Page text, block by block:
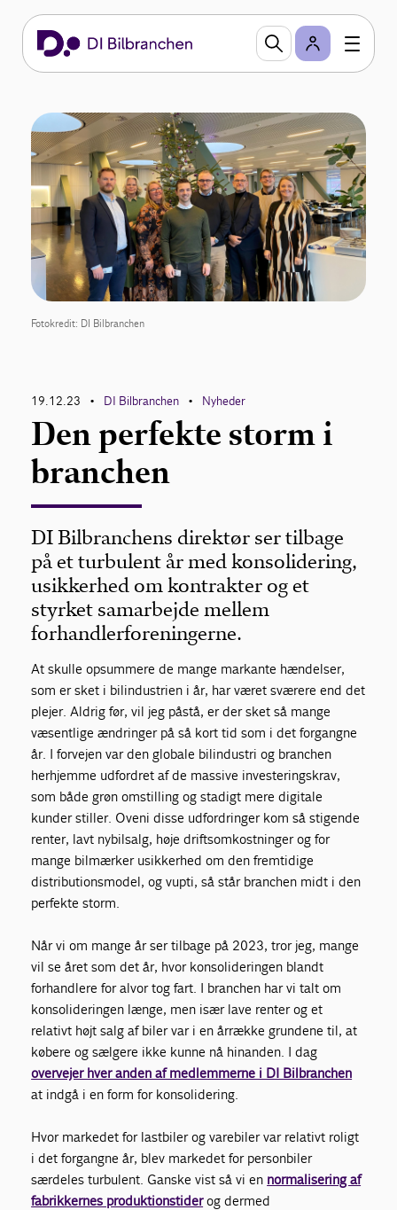
Fotokredit: DI Bilbranchen
19.12.23 • DI Bilbranchen • Nyheder
Den perfekte storm i
branchen
DI Bilbranchens direktør ser tilbage
på et turbulent år med konsolidering,
usikkerhed om kontrakter og et
styrket samarbejde mellem
forhandlerforeningerne.
At skulle opsummere de mange markante hændelser,
som er sket i bilindustrien i år, har været sværere end det
plejer. Aldrig før, vil jeg påstå, er der sket så mange
væsentlige ændringer på så kort tid som i det forgangne
år. I forvejen var den globale bilindustri og branchen
herhjemme udfordret af de massive investeringskrav,
som både grøn omstilling og stadigt mere digitale
kunder stiller. Oveni disse udfordringer kom så stigende
renter, lavt nybilsalg, høje driftsomkostninger og for
mange bilmærker usikkerhed om den fremtidige
distributionsmodel, og vupti, så står branchen midt i den
perfekte storm.
Når vi om mange år ser tilbage på 2023, tror jeg, mange
vil se året som det år, hvor konsolideringen blandt
forhandlere for alvor tog fart. I branchen har vi talt om
konsolideringen længe, men især lave renter og et
relativt højt salg af biler var i en årrække grundene til, at
købere og sælgere ikke kunne nå hinanden. I dag
overvejer hver anden af medlemmerne i DI Bilbranchen
at indgå i en form for konsolidering.
Hvor markedet for lastbiler og varebiler var relativt roligt
i det forgangne år, blev markedet for personbiler
særdeles turbulent. Ganske vist så vi en normalisering af
fabrikkernes produktionstiderog dermed